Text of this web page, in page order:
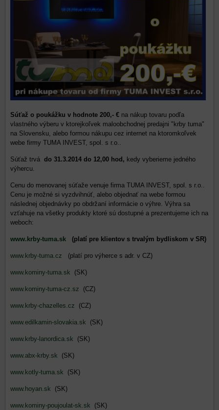
Súťaž o poukážku v hodnote 200,- € na nákup tovaru podľa
vlastného výberu v ktorejkoľvek maloobchodnej predajni "krby tuma"
na Slovensku, alebo formou nákupu cez internet na ktoromkoľvek
webe firmy TUMA INVEST, spol. s r.o..
Súťaž trvá do 31.3.2014 do 12,00 hod, kedy vyberieme jedného
výhercu.
Cenu do menovanej súťaže venuje firma TUMA INVEST, spol. s r.o..
Cenu je možné si vyzdvihnúť, alebo objednať na webe formou
následnej objednávky po obdržaní informácie o výhre. Výhra sa
vzťahuje na všetky produkty ktoré sú dostupné a prezentujeme ich na
weboch:
www.krby-tuma.sk (platí pre klientov s trvalým bydliskom v SR)
www.krby-tuma.cz (platí pro výherce s adr. v CZ)
www.kominy-tuma.sk (SK)
www.kominy-tuma-cz.sz (CZ)
www.krby-chazelles.cz (CZ)
www.edilkamin-slovakia.sk (SK)
www.krby-lanordica.sk (SK)
www.abx-krby.sk (SK)
www.kotly-tuma.sk (SK)
www.hoyan.sk (SK)
www.kominy-poujoulat-sk.sk (SK)